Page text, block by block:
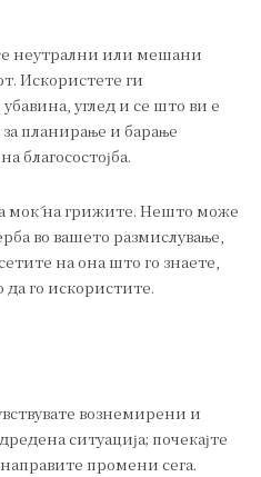
неутрални или мешани
Искористете ги
углед и се што ви е
планирање и барање
благосостојба.
моќ на грижите. Нешто може
во вашето размислување,
на она што го знаете,
да го искористите.
вознемирени и
ситуација; почекајте
промени сега.